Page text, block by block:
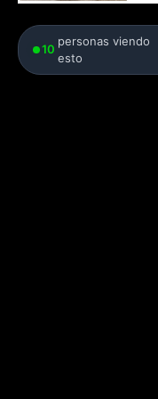
10
personas viendo
esto